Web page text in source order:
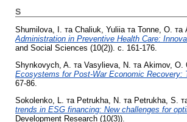
S
Shumilova, I. та Chaliuk, Yuliiaта Tonne, O. та
Administration in Preventive Health Care:
and Social Sciences (10(2)). с. 161-176.
Shynkovych, A. та Vasylieva, N. та Akimov, O.
Ecosystems for Post-War Economic Recovery:
67-86.
Sokolenko, L.
та Petrukha, N. та Petrukha, S.
trends in ESG financing: New challenges for
Development Research (10(3)).